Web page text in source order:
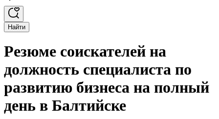
Найти
Резюме соискателей на
должность специалиста по
развитию бизнеса на полный
день в Балтийске